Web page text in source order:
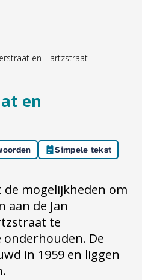
en Hartzstraat
en
Simpele tekst
mogelijkheden om
aan de Jan
te
De
in 1959 en liggen